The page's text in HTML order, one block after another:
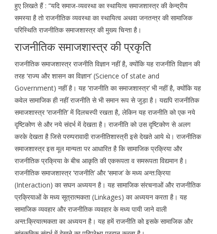
हुए लिखते हैं : “यदि समाज-व्यवस्था का स्थायित्व समाजशास्त्र की केन्द्रीय
समस्या है तो राजनीतिक व्यवस्था का स्थायित्व अथवा जनतन्त्र की सामाजिक
परिस्थिति राजनीतिक समाजशास्त्र की मुख्य चिन्ता है।
राजनीतिक समाजशास्त्र की प्रकृति
राजनीतिक समाजशास्त्र राजनीति विज्ञान नहीं है, क्योंकि यह राजनीति विज्ञान की
तरह ‘राज्य और शासन का विज्ञान’ (Science of state and
Government) नहीं है। यह ‘राजनीति का समाजशास्त्र‘ भी नहीं है, क्योंकि यह
कवेल सामाजिक ही नहीं राजनीति से भी समान रूप से जुड़ा है। यद्यपि राजनीतिक
समाजशास्त्र ‘राजनीति’ में दिलचस्पी रखता है, लेकिन यह राजनीति को एक नये
दृष्टिकोण से और नये संदर्भ में देखता है। राजनीति को उस दृष्टिकोण से अलग
करके देखता है जिसे परम्परावादी राजनीतिशास्त्री इसे देखते आये थे। राजनीतिक
समाजशास्त्र इस मूल मान्यता पर आधारित है कि सामाजिक प्रक्रिया और
राजनीतिक प्रक्रिया के बीच आकृति की एकरूपता व समरूपता विद्यमान है।
राजनीतिक समाजशास्त्र ‘राजनीति’ और ‘समाज’ के मध्य अन्त:क्रिया
(Interaction) का सघन अध्ययन है। यह सामाजिक संरचनाओं और राजनीतिक
प्रक्रियाओं के मध्य सूत्रात्मकता (Linkages) का अध्ययन करता है। यह
सामाजिक व्यवहार और राजनीतिक व्यवहार के मध्य पायी जाने वाली
अन्त:क्रियात्मकता का अध्ययन है। यह हमें राजनीति को इसके सामाजिक और